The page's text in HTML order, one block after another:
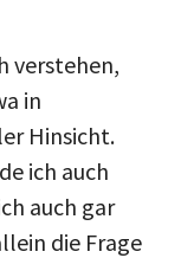
verstehen,
in
Hinsicht.
ich auch
auch gar
die Frage